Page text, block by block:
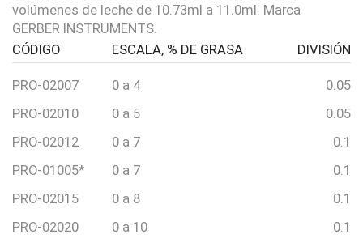
volúmenes de leche de 10.73ml a 11.0ml. Marca
GERBER INSTRUMENTS.
CÓDIGO
ESCALA, % DE GRASA DIVISIÓN
PRO-02007 0 a 4
0.05
PRO-02010
0 a 5
0.05
PRO-02012
0 a 7
0.1
PRO-01005*
0 a 7
0.1
PRO-02015
0 a 8
0.1
PRO-02020
0 a 10
0.1